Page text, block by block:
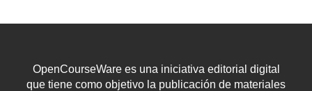
OpenCourseWare es una iniciativa editorial digital
que tiene como objetivo la publicación de materiales